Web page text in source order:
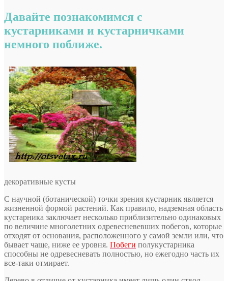
Давайте познакомимся с
кустарниками и кустарничками
немного поближе.
декоративные кусты
С научной (ботанической) точки зрения кустарник является
жизненной формой растений. Как правило, надземная область
кустарника заключает несколько приблизительно одинаковых
по величине многолетних одревесневевших побегов, которые
отходят от основания, расположенного у самой земли или, что
бывает чаще, ниже ее уровня. Побеги полукустарника
способны не одревесневать полностью, но ежегодно часть их
все-таки отмирает.